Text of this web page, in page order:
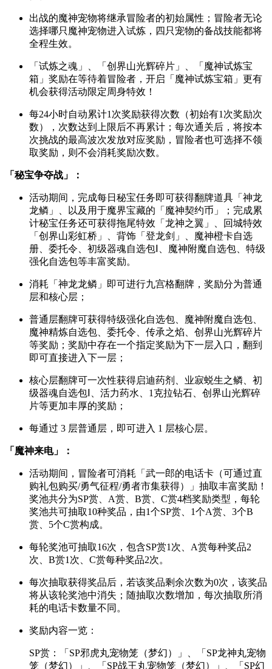
出战的魔神宠物将继承冒险者的初始属性；冒险者无论
选择哪只魔神宠物进入试炼，四只宠物的备战技能都将
全程生效。
「试炼之魂」、「创界山光辉碎片」、「魔神试炼宝
箱」奖励在等待着冒险者，开启「魔神试炼宝箱」更有
机会获得活动限定周身特效！
每24小时自动累计1次奖励获得次数（初始有1次奖励次
数），次数达到上限后不再累计；每次通关后，将按本
次挑战的最高波次发放对应奖励，冒险者也可选择不领
取奖励，则不会消耗奖励次数。
「秘宝争夺战」：
活动期间，完成每日秘宝任务即可获得翻牌道具「神龙
龙鳞」、以及用于魔界宝藏的「魔神契约币」；完成累
计秘宝任务还可获得拖尾特效「龙神之翼」、回城特效
「创界山彩虹桥」、背饰「登龙剑」、魔神橙卡自选
册、委托令、初级器魂自选包Ⅰ、魔神附魔自选包、特级
强化自选包等丰富奖励。
消耗「神龙龙鳞」即可进行九宫格翻牌，奖励分为普通
层和核心层；
普通层翻牌可获得特级强化自选包、魔神附魔自选包、
魔神精炼自选包、委托令、传承之焰、创界山光辉碎片
等奖励；奖励中存在一个指定奖励为下一层入口，翻到
即可直接进入下一层；
核心层翻牌可一次性获得启迪药剂、业寂蜕生之鳞、初
级器魂自选包Ⅰ、活力药水、1克拉钻石、创界山光辉碎
片等更加丰厚的奖励；
每通过 3 层普通层，即可进入 1 层核心层。
「魔神来电」：
活动期间，冒险者可消耗「武一郎的电话卡（可通过直
购礼包购买/勇气征程/勇者市集获得）」抽取丰富奖励！
奖池共分为SP赏、A赏、B赏、C赏4档奖励类型，每轮
奖池共可抽取10种奖品，由1个SP赏、1个A赏、3个B
赏、5个C赏构成。
每轮奖池可抽取16次，包含SP赏1次、A赏每种奖品2
次、B赏1次、C赏每种奖品2次。
每次抽取获得奖品后，若该奖品剩余次数为0次，该奖品
将从该轮奖池中消失；随抽取次数增加，每次抽取所消
耗的电话卡数量不同。
奖励内容一览：
SP赏：「SP邪虎丸宠物笼（梦幻）」、「SP龙神丸宠物
笼（梦幻）」、「SP战王丸宠物笼（梦幻）」、「SP幻